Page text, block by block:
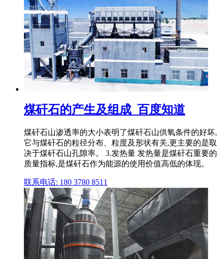
煤矸石的产生及组成_百度知道
煤矸石山渗透率的大小表明了煤矸石山供氧条件的好坏,
它与煤矸石的粒径分布、粒度及形状有关,更主要的是取
决于煤矸石山孔隙率。 3.发热量 发热量是煤矸石重要的
质量指标,是煤矸石作为能源的使用价值高低的体现。
联系电话: 180 3780 8511